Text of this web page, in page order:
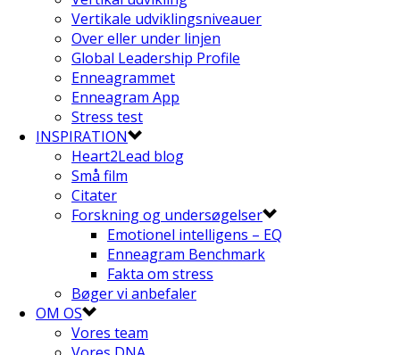
Vertikale udviklingsniveauer
Over eller under linjen
Global Leadership Profile
Enneagrammet
Enneagram App
Stress test
INSPIRATION
Heart2Lead blog
Små film
Citater
Forskning og undersøgelser
Emotionel intelligens – EQ
Enneagram Benchmark
Fakta om stress
Bøger vi anbefaler
OM OS
Vores team